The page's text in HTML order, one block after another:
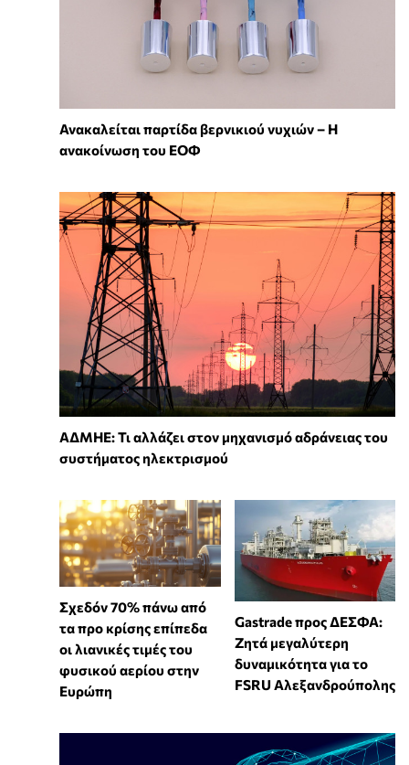
Ανακαλείται παρτίδα βερνικιού νυχιών – Η
ανακοίνωση του ΕΟΦ
ΑΔΜΗΕ: Τι αλλάζει στον μηχανισμό αδράνειας του
συστήματος ηλεκτρισμού
Σχεδόν 70% πάνω από
τα προ κρίσης επίπεδα
οι λιανικές τιμές του
φυσικού αερίου στην
Ευρώπη
Gastrade προς ΔΕΣΦΑ:
Ζητά μεγαλύτερη
δυναμικότητα για το
FSRU Αλεξανδρούπολης